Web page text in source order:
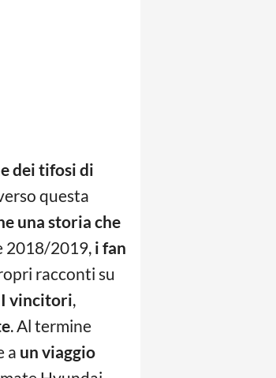
dei tifosi di
questa
una storia che
2018/2019, i fan
racconti su
I vincitori,
. Al termine
a un viaggio